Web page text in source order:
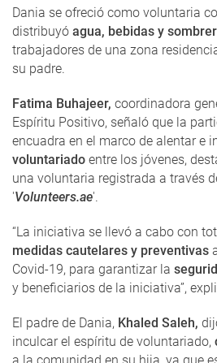
Dania se ofreció como voluntaria
distribuyó agua, bebidas y
trabajadores de una zona
su padre.
Fatima Buhajeer, coordinadora
Espíritu Positivo, señaló que la
encuadra en el marco de alentar e
voluntariado entre los jóvenes,
una voluntaria registrada a través
'Volunteers.ae'.
“La iniciativa se llevó a cabo con
medidas cautelares y preventivas
Covid-19, para garantizar la
y beneficiarios de la iniciativa”,
El padre de Dania, Khaled Saleh,
inculcar el espíritu de voluntariado,